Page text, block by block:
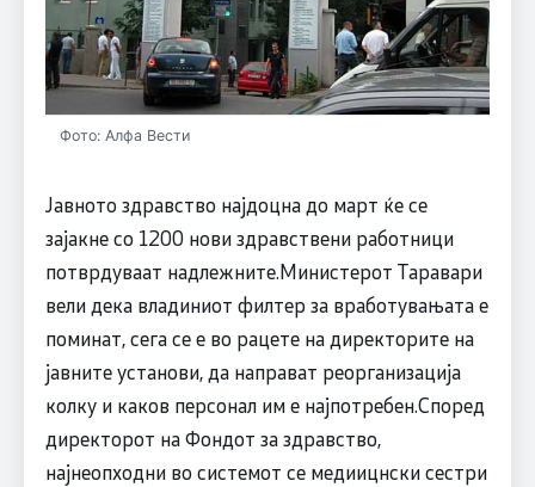
Фото: Алфа Вести
Јавното здравство најдоцна до март ќе се
зајакне со 1200 нови здравствени работници
потврдуваат надлежните.Министерот Таравари
вели дека владиниот филтер за вработувањата е
поминат, сега се е во рацете на директорите на
јавните установи, да направат реорганизација
колку и каков персонал им е најпотребен.Според
директорот на Фондот за здравство,
најнеопходни во системот се медиицнски сестри